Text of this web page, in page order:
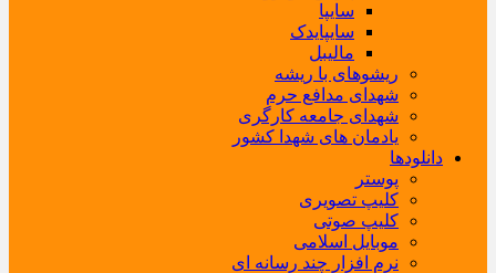
سایپا
سایپایدک
مالیبل
ریشوهای با ریشه
شهدای مدافع حرم
شهدای جامعه کارگری
یادمان های شهدا کشور
دانلودها
پوستر
کلیپ تصویری
کلیپ صوتی
موبایل اسلامی
نرم افزار چند رسانه ای